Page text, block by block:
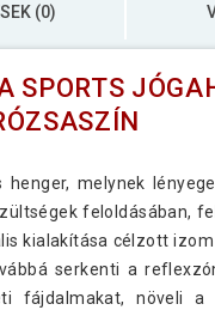
(0)
SPORTS
henger, melynek
feloldásában,
kialakítása célzott
serkenti a
fájdalmakat, növeli a